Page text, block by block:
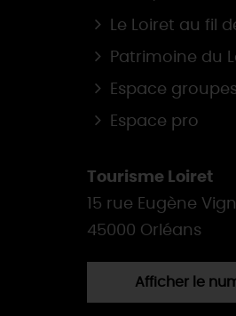
Le Loiret au fil
Patrimoine du
Espace groupes
Espace pro
Tourisme Loiret
15 rue Eugène
45000 Orléans
Afficher le